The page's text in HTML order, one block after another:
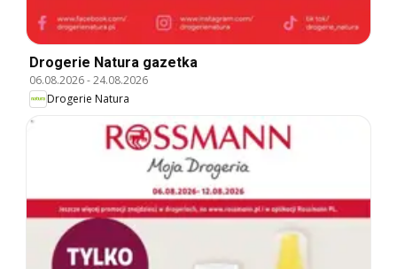
Drogerie Natura gazetka
06.08.2026-24.08.2026
Drogerie Natura